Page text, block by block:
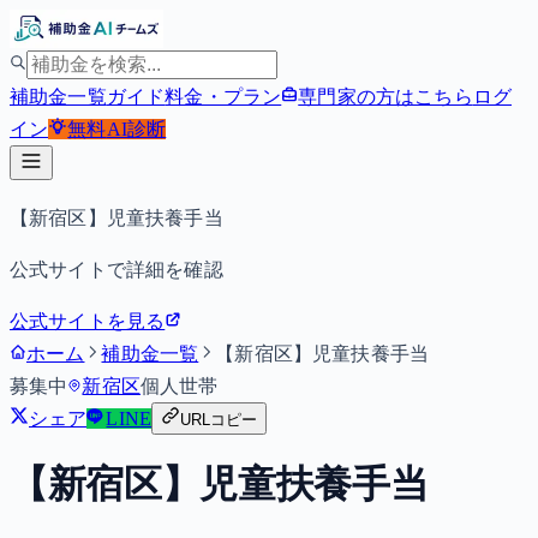
補助金一覧ガイド料金・プラン 専門家の方はこちら ログ
イン
無料AI診断
【新宿区】児童扶養手当
公式サイトで詳細を確認
公式サイトを見る
ホーム
補助金一覧
【新宿区】児童扶養手当
募集中
新宿区個人世帯
シェア
LINE URLコピー
【新宿区】児童扶養手当